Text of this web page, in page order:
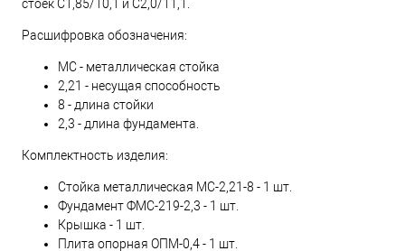
стоек С1,85/10,1 и С2,0/11,1.
Расшифровка обозначения:
МС - металлическая стойка
2,21 - несущая способность
8 - длина стойки
2,3 - длина фундамента.
Комплектность изделия:
Стойка металлическая МС-2,21-8 - 1 шт.
Фундамент ФМС-219-2,3 - 1 шт.
Крышка - 1 шт.
Плита опорная ОПМ-0,4 - 1 шт.